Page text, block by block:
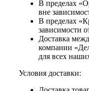
В пределах
вне
В пределах
зависимости
Доставка
компании
для всех
Условия доставки: